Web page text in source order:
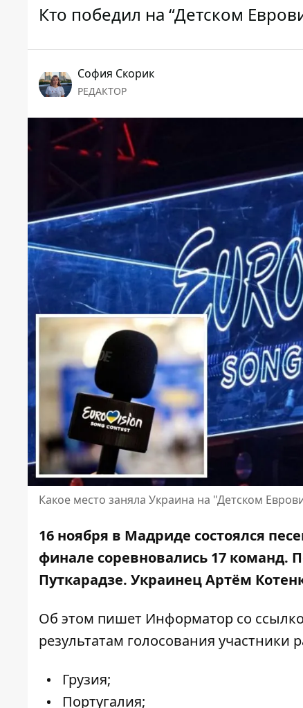
Кто победил на “Детском
София Скорик
РЕДАКТОР
Какое место заняла Украина на "Детском
16 ноября в Мадриде состоялся
финале соревновались 17 команд.
Путкарадзе. Украинец Артём
Об этом пишет Информатор со
результатам голосования
Грузия;
Португалия;